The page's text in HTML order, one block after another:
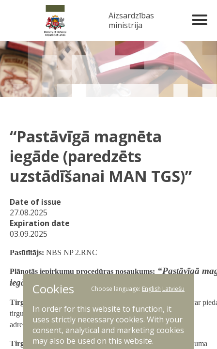
Aizsardzības
ministrija
“Pastāvīgā magnēta
iegāde (paredzēts
uzstādīšanai MAN TGS)”
Date of issue
27.08.2025
Expiration date
03.09.2025
Pasūtītājs: NBS NP 2.RNC
Plānotās iepirkumu procedūras nosaukums: “Pastāvīgā
iegāde (paredzēts uzstādīšanai MAN TGS)”
Tirgus izpētes informācijas iesniedzējam (uzņēmējam):
Par
tirgus izpētes procesā lūdzam sūtīt pieteikumu uz e-pasta
adresi:
raivis.punka@mil.lv.
Tirgus izpētes mērķis:2.RNC ir ieinteresēts pirms iepirkuma
Cookies Choose language: English Latviešu
In order for this website to function, it
uses strictly necessary cookies. With your
consent, analytical and marketing cookies
may also be used on this website.